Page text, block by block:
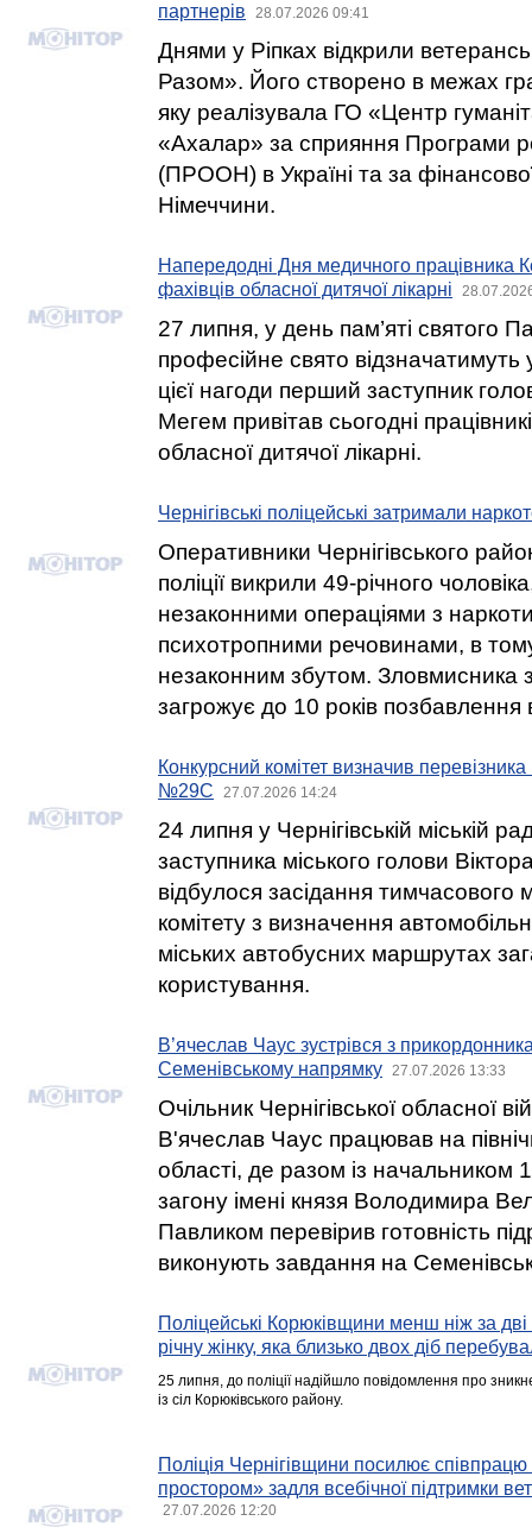
партнерів
28.07.2026 09:41
Днями у Ріпках відкрили
Разом». Його створено в межах
яку реалізувала ГО «Центр
«Ахалар» за сприяння Програми
(ПРООН) в Україні та за
Німеччини.
Напередодні Дня медичного працівника
фахівців обласної дитячої лікарні
27 липня, у день пам’яті святого
професійне свято відзначатимуть
цієї нагоди перший заступник
Мегем привітав сьогодні
обласної дитячої лікарні.
Чернігівські поліцейські затримали
Оперативники Чернігівського
поліції викрили 49-річного
незаконними операціями з
психотропними речовинами, в тому
незаконним збутом. Зловмисника
загрожує до 10 років позбавлення
Конкурсний комітет визначив
№29С
27.07.2026 14:24
24 липня у Чернігівській міській
заступника міського голови
відбулося засідання тимчасового
комітету з визначення
міських автобусних маршрутах
користування.
В’ячеслав Чаус зустрівся з
Семенівському напрямку
27.07.2026 13:33
Очільник Чернігівської обласної
В'ячеслав Чаус працював на
області, де разом із начальником
загону імені князя Володимира
Павликом перевірив готовність
виконують завдання на
Поліцейські Корюківщини менш ніж за
річну жінку, яка близько двох діб
25 липня, до поліції надійшло повідомлення про
із сіл Корюківського району.
Поліція Чернігівщини посилює
простором» задля всебічної підтримки
27.07.2026 12:20